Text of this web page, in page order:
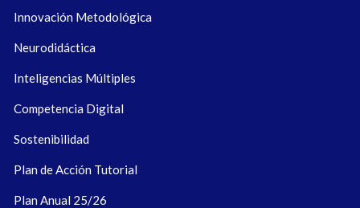
Innovación Metodológica
Neurodidáctica
Inteligencias Múltiples
Competencia Digital
Sostenibilidad
Plan de Acción Tutorial
Plan Anual 25/26